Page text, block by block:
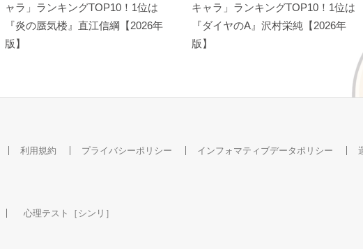
ャラ」ランキングTOP10！1位は
『炎の蜃気楼』直江信綱【2026年
版】
キャラ」ランキングTOP10！1位は
『ダイヤのA』沢村栄純【2026年
版】
利用規約 プライバシーポリシー インフォマティブデータポリシー
心理テスト［シンリ］